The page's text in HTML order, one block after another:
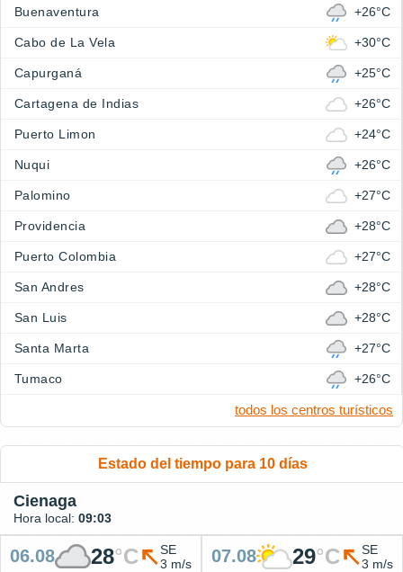
Buenaventura +26°C
Cabo de La Vela +30°C
Capurganá +25°C
Cartagena de Indias +26°C
Puerto Limon +24°C
Nuqui +26°C
Palomino +27°C
Providencia +28°C
Puerto Colombia +27°C
San Andres +28°C
San Luis +28°C
Santa Marta +27°C
Tumaco +26°C
todos los centros turísticos
Estado del tiempo para 10 días
Cienaga
Hora local: 09:03
06.08 28°C
SE
3 m/s
07.08 29°C
SE
3 m/s